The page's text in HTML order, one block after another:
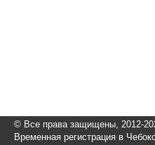
© Все права защищены, 2012-
Временная регистрация в